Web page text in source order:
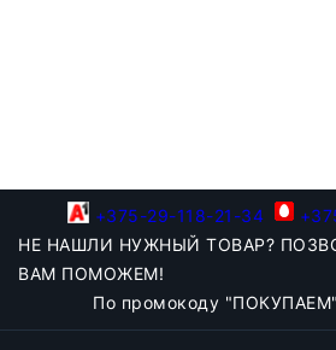
+375-29-118-21-34
НЕ НАШЛИ НУЖНЫЙ ТОВАР?
ВАМ ПОМОЖЕМ!
По промокоду "ПОКУПАЕМ"